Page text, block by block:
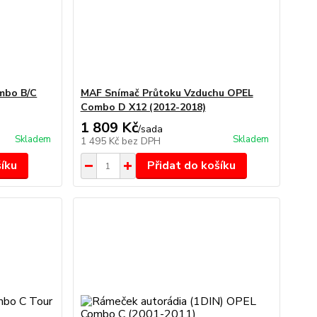
B/C
Skladem
MAF Snímač Průtoku Vzduchu OPEL
Combo D X12 (2012-2018)
1 809 Kč/sada
1 495 Kč bez DPH Skladem
Přidat do košíku